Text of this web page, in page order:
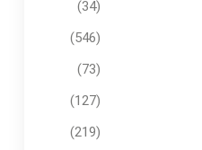
(34)
(546)
(73)
(127)
(219)